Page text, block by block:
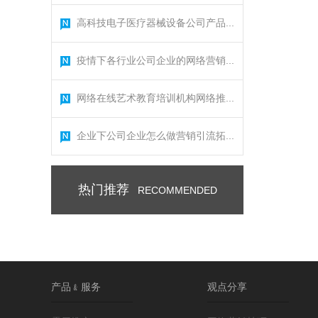
高科技电子医疗器械设备公司产品...
疫情下各行业公司企业的网络营销...
网络在线艺术教育培训机构网络推...
企业下公司企业怎么做营销引流拓...
热门推荐 RECOMMENDED
产品﹠服务 观点分享